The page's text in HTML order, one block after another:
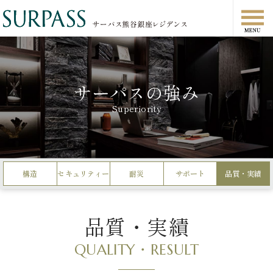
サーパスの強み
Superiority
構造 セキュリティー 耐災 サポート 品質・実績
品質・実績
QUALITY・RESULT